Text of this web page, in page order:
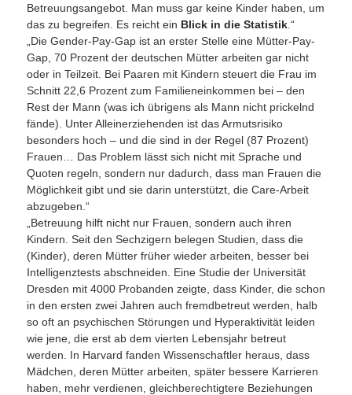
Betreuungsangebot. Man muss gar keine Kinder haben, um
das zu begreifen. Es reicht ein Blick in die Statistik.“
„Die Gender-Pay-Gap ist an erster Stelle eine Mütter-Pay-
Gap, 70 Prozent der deutschen Mütter arbeiten gar nicht
oder in Teilzeit. Bei Paaren mit Kindern steuert die Frau im
Schnitt 22,6 Prozent zum Familieneinkommen bei – den
Rest der Mann (was ich übrigens als Mann nicht prickelnd
fände). Unter Alleinerziehenden ist das Armutsrisiko
besonders hoch – und die sind in der Regel (87 Prozent)
Frauen… Das Problem lässt sich nicht mit Sprache und
Quoten regeln, sondern nur dadurch, dass man Frauen die
Möglichkeit gibt und sie darin unterstützt, die Care-Arbeit
abzugeben.“
„Betreuung hilft nicht nur Frauen, sondern auch ihren
Kindern. Seit den Sechzigern belegen Studien, dass die
(Kinder), deren Mütter früher wieder arbeiten, besser bei
Intelligenztests abschneiden. Eine Studie der Universität
Dresden mit 4000 Probanden zeigte, dass Kinder, die schon
in den ersten zwei Jahren auch fremdbetreut werden, halb
so oft an psychischen Störungen und Hyperaktivität leiden
wie jene, die erst ab dem vierten Lebensjahr betreut
werden. In Harvard fanden Wissenschaftler heraus, dass
Mädchen, deren Mütter arbeiten, später bessere Karrieren
haben, mehr verdienen, gleichberechtigtere Beziehungen